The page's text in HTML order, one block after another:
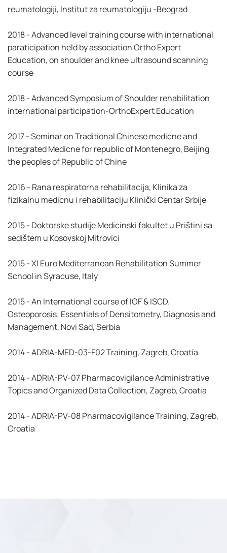
reumatologiji, Institut za reumatologiju -Beograd
2018 - Advanced level training course with international
paraticipation held by association Ortho Expert
Education, on shoulder and knee ultrasound scanning
course
2018 - Advanced Symposium of Shoulder rehabilitation
international participation-OrthoExpert Education
2017 - Seminar on Traditional Chinese medicne and
Integrated Medicne for republic of Montenegro, Beijing
the peoples of Republic of Chine
2016 - Rana respiratorna rehabilitacija, Klinika za
fizikalnu medicnu i rehabilitaciju Klinički Centar Srbije
2015 - Doktorske studije Medicinski fakultet u Prištini sa
sedištem u Kosovskoj Mitrovici
2015 - XI Euro Mediterranean Rehabilitation Summer
School in Syracuse, Italy
2015 - An International course of IOF & ISCD.
Osteoporosis: Essentials of Densitometry, Diagnosis and
Management, Novi Sad, Serbia
2014 - ADRIA-MED-03-F02 Training, Zagreb, Croatia
2014 - ADRIA-PV-07 Pharmacovigilance Administrative
Topics and Organized Data Collection, Zagreb, Croatia
2014 - ADRIA-PV-08 Pharmacovigilance Training, Zagreb,
Croatia